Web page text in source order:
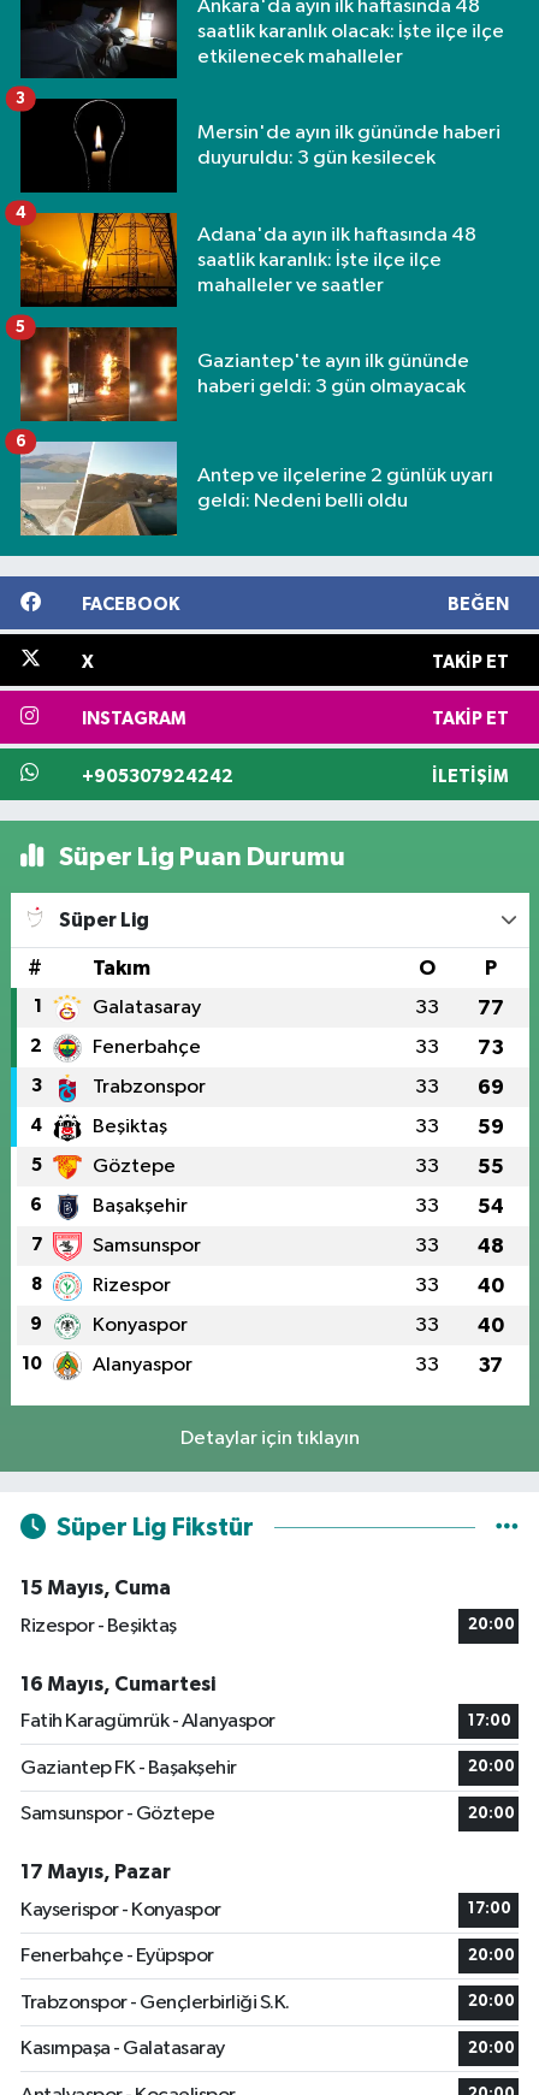
Ankara'da ayın ilk haftasında 48
saatlik karanlık olacak: İşte ilçe ilçe
etkilenecek mahalleler
Mersin'de ayın ilk gününde haberi
duyuruldu: 3 gün kesilecek
3
Adana'da ayın ilk haftasında 48
saatlik karanlık: İşte ilçe ilçe
mahalleler ve saatler
4
Gaziantep'te ayın ilk gününde
haberi geldi: 3 gün olmayacak
5
Antep ve ilçelerine 2 günlük uyarı
geldi: Nedeni belli oldu
6
FACEBOOK BEĞEN
X TAKIP ET
INSTAGRAM TAKIP ET
+905307924242 İLETIŞIM
Süper Lig Puan Durumu
Süper Lig
# Takım O P
1 Galatasaray 33 77
2 Fenerbahçe 33 73
3 Trabzonspor 33 69
4 Beşiktaş 33 59
5 Göztepe 33 55
6 Başakşehir 33 54
7 Samsunspor 33 48
8 Rizespor 33 40
9 Konyaspor 33 40
10 Alanyaspor 33 37
Detaylar için tıklayın
Süper Lig Fikstür
15 Mayıs, Cuma
Rizespor - Beşiktaş
20:00
16 Mayıs, Cumartesi
Fatih Karagümrük - Alanyaspor
17:00
Gaziantep FK - Başakşehir 20:00
Samsunspor - Göztepe 20:00
17 Mayıs, Pazar
Kayserispor - Konyaspor
17:00
Fenerbahçe - Eyüpspor 20:00
Trabzonspor - Gençlerbirliği S.K. 20:00
Kasımpaşa - Galatasaray 20:00